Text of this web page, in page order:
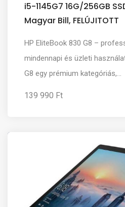
i5-1145G7 16G/256GB
Magyar Bill, FELÚJITOTT
HP EliteBook 830 G8 –
mindennapi és üzleti
G8 egy prémium kategóriás,...
139 990 Ft